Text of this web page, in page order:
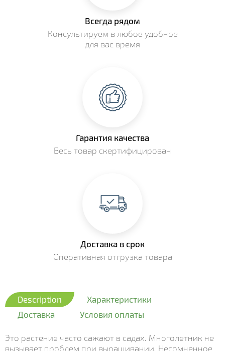
Всегда рядом
Консультируем в любое удобное
для вас время
Гарантия качества
Весь товар скертифицирован
Доставка в срок
Оперативная отгрузка товара
Description
Характеристики
Доставка
Условия оплаты
Это растение часто сажают в садах. Многолетник не
вызывает проблем при выращивании. Несомненное